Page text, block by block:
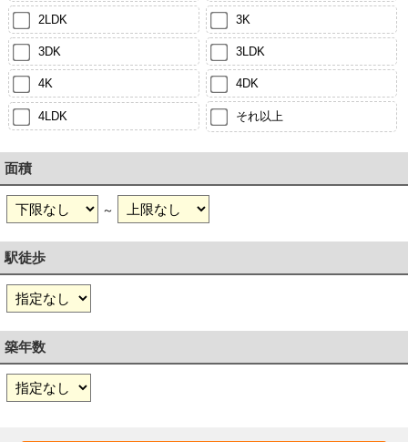
2LDK 3K
3DK 3LDK
4K 4DK
4LDK それ以上
面積
～
駅徒歩
築年数